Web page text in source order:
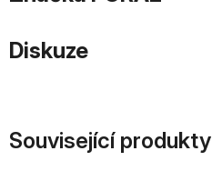
Diskuze
Související produkty